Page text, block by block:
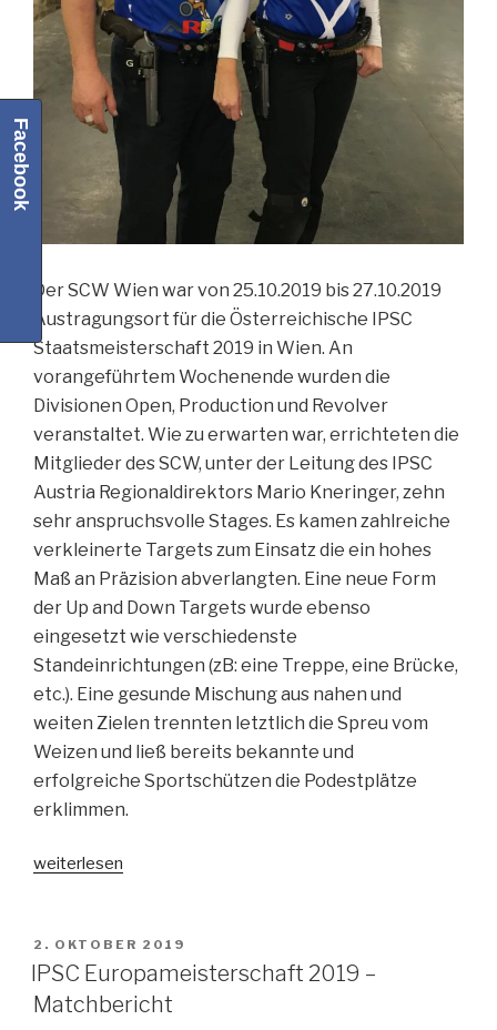
Der SCW Wien war von 25.10.2019 bis 27.10.2019
Austragungsort für die Österreichische IPSC
Staatsmeisterschaft 2019 in Wien. An
vorangeführtem Wochenende wurden die
Divisionen Open, Production und Revolver
veranstaltet. Wie zu erwarten war, errichteten die
Mitglieder des SCW, unter der Leitung des IPSC
Austria Regionaldirektors Mario Kneringer, zehn
sehr anspruchsvolle Stages. Es kamen zahlreiche
verkleinerte Targets zum Einsatz die ein hohes
Maß an Präzision abverlangten. Eine neue Form
der Up and Down Targets wurde ebenso
eingesetzt wie verschiedenste
Standeinrichtungen (zB: eine Treppe, eine Brücke,
etc.). Eine gesunde Mischung aus nahen und
weiten Zielen trennten letztlich die Spreu vom
Weizen und ließ bereits bekannte und
erfolgreiche Sportschützen die Podestplätze
erklimmen.
„IPSC
–
Matchbericht“
weiterlesen
VERÖFFENTLICHT
AM
2. OKTOBER 2019
IPSC Europameisterschaft 2019 –
Matchbericht
Facebook